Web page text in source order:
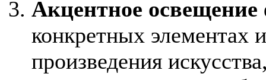
Акцентное освещение
конкретных элементах
произведения